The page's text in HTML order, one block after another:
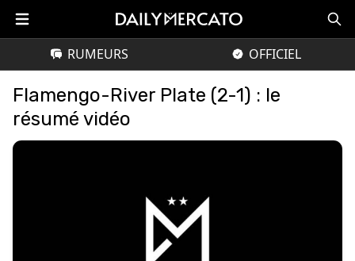
RUMEURS OFFICIEL
Flamengo-River Plate (2-1) : le
résumé vidéo